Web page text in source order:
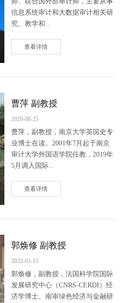
信息系统审计和大数据审计相关研
究、教学和...
查看详情
曹萍 副教授
2020-08-25
曹萍，副教授，南京大学英国史专
业博士在读。2001年7月起于南京
审计大学外国语学院任教，2019年
5月调入国际...
查看详情
郭焕修 副教授
2022-03-15
郭焕修，副教授，法国科学院国际
发展研究中心（CNRS-CERDI）经
济学博士。南审绿色经济与金融研